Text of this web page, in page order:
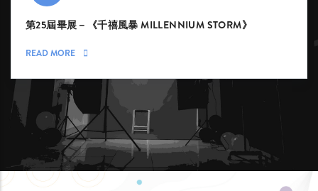
第25屆畢展－《千禧風暴 MILLENNIUM STORM》
READ MORE